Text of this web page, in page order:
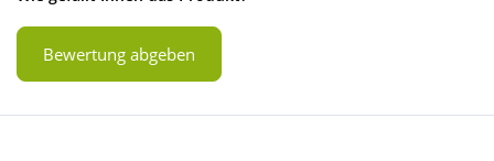
Bewertung abgeben